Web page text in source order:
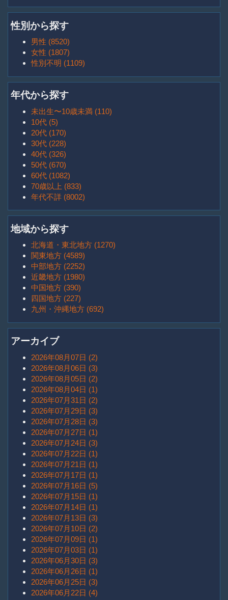
性別から探す
男性 (8520)
女性 (1807)
性別不明 (1109)
年代から探す
未出生〜10歳未満 (110)
10代 (5)
20代 (170)
30代 (228)
40代 (326)
50代 (670)
60代 (1082)
70歳以上 (833)
年代不詳 (8002)
地域から探す
北海道・東北地方 (1270)
関東地方 (4589)
中部地方 (2252)
近畿地方 (1980)
中国地方 (390)
四国地方 (227)
九州・沖縄地方 (692)
アーカイブ
2026年08月07日 (2)
2026年08月06日 (3)
2026年08月05日 (2)
2026年08月04日 (1)
2026年07月31日 (2)
2026年07月29日 (3)
2026年07月28日 (3)
2026年07月27日 (1)
2026年07月24日 (3)
2026年07月22日 (1)
2026年07月21日 (1)
2026年07月17日 (1)
2026年07月16日 (5)
2026年07月15日 (1)
2026年07月14日 (1)
2026年07月13日 (3)
2026年07月10日 (2)
2026年07月09日 (1)
2026年07月03日 (1)
2026年06月30日 (3)
2026年06月26日 (1)
2026年06月25日 (3)
2026年06月22日 (4)